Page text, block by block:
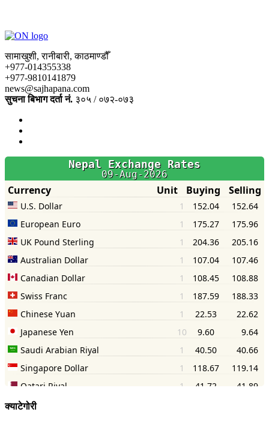
सामाखुशी, रानीबारी, काठमाण्डौँ
+977-014355338
+977-9810141879
news@sajhapana.com
सुचना बिभाग दर्ता नं. ३०५ / ०७२-०७३
क्याटेगोरी